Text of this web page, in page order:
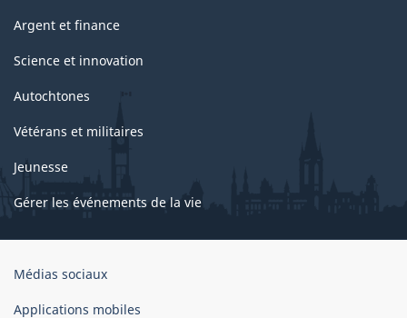
Argent et finance
Science et innovation
Autochtones
Vétérans et militaires
Jeunesse
Gérer les événements de la vie
Organisation
gouvernement
Médias sociaux
Applications mobiles